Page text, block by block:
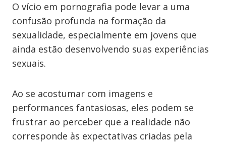
O vício em pornografia pode levar a uma
confusão profunda na formação da
sexualidade, especialmente em jovens que
ainda estão desenvolvendo suas experiências
sexuais.
Ao se acostumar com imagens e
performances fantasiosas, eles podem se
frustrar ao perceber que a realidade não
corresponde às expectativas criadas pela